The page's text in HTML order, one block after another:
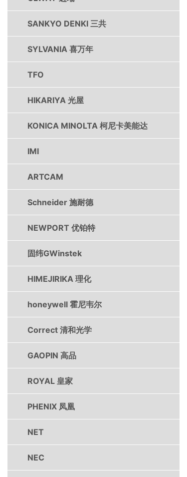
SANKYO DENKI 三共
SYLVANIA 喜万年
TFO
HIKARIYA 光屋
KONICA MINOLTA 柯尼卡美能达
IMI
ARTCAM
Schneider 施耐德
NEWPORT 优铂特
固纬GWinstek
HIMEJIRIKA 理化
honeywell 霍尼韦尔
Correct 清和光学
GAOPIN 高品
ROYAL 皇家
PHENIX 凤凰
NET
NEC